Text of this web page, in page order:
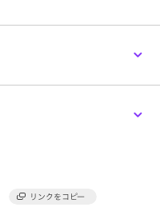
い時に便利な実用的なサイ